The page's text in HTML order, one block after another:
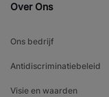
Over Ons
Ons bedrijf
Antidiscriminatiebeleid
Visie en waarden